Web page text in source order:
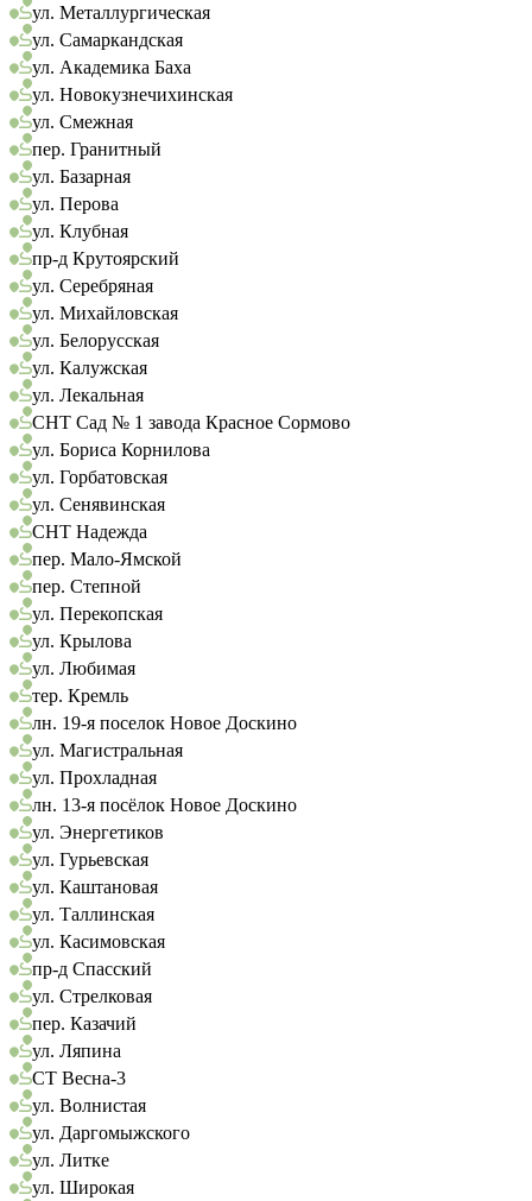
ул. Металлургическая
ул. Самаркандская
ул. Академика Баха
ул. Новокузнечихинская
ул. Смежная
пер. Гранитный
ул. Базарная
ул. Перова
ул. Клубная
пр-д Крутоярский
ул. Серебряная
ул. Михайловская
ул. Белорусская
ул. Калужская
ул. Лекальная
СНТ Сад № 1 завода Красное Сормово
ул. Бориса Корнилова
ул. Горбатовская
ул. Сенявинская
СНТ Надежда
пер. Мало-Ямской
пер. Степной
ул. Перекопская
ул. Крылова
ул. Любимая
тер. Кремль
лн. 19-я поселок Новое Доскино
ул. Магистральная
ул. Прохладная
лн. 13-я посёлок Новое Доскино
ул. Энергетиков
ул. Гурьевская
ул. Каштановая
ул. Таллинская
ул. Касимовская
пр-д Спасский
ул. Стрелковая
пер. Казачий
ул. Ляпина
СТ Весна-3
ул. Волнистая
ул. Даргомыжского
ул. Литке
ул. Широкая